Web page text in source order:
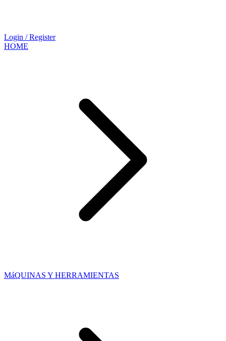
Login / Register
HOME
MáQUINAS Y HERRAMIENTAS